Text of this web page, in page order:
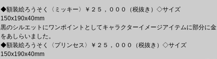
◆額装絵ろうそく〈ミッキー〉￥２５，０００（税抜き）◇サイズ
150x190x40mm
黒のシルエットにワンポイントとしてキャラクターイメージアイテムに部分に金
をあしらいました。
◆額装絵ろうそく〈プリンセス〉￥２５，０００（税抜き）◇サイズ
150x190x40mm